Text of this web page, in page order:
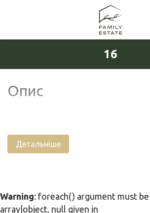
16
Опис
Детальніше
Warning: foreach() argument must
array|object, null given in